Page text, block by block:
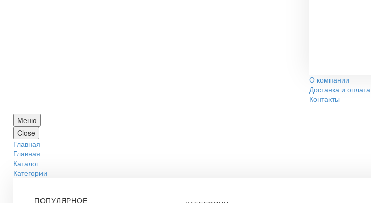
О компании
Доставка и оплата
Контакты
Меню
Close
Главная
Главная
Каталог
Категории
ПОПУЛЯРНОЕ